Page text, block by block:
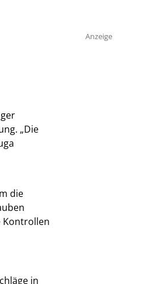
„Die
die
Kontrollen
in
Anzeige